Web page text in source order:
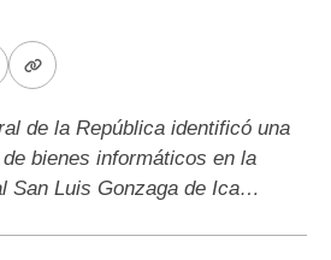
de la República identificó una
bienes informáticos en la
San Luis Gonzaga de Ica…